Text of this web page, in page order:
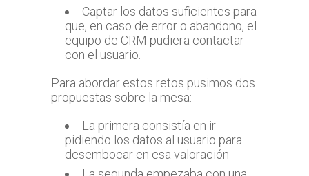
Captar los datos suficientes para
que, en caso de error o abandono, el
equipo de CRM pudiera contactar
con el usuario.
Para abordar estos retos pusimos dos
propuestas sobre la mesa:
La primera consistía en ir
pidiendo los datos al usuario para
desembocar en esa valoración